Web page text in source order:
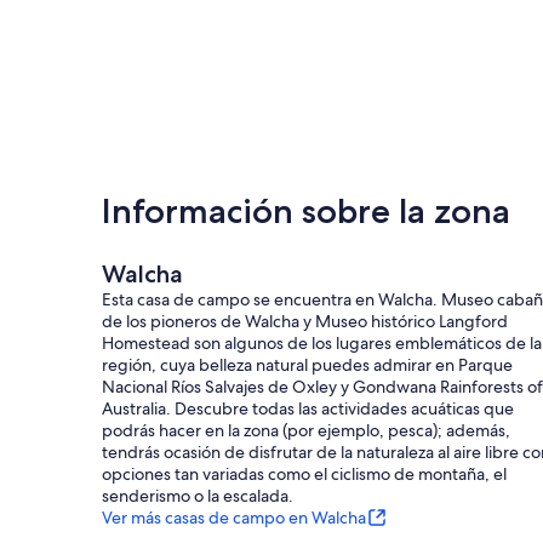
Le encantará la paz y la serenidad de esta área, con solo
supermercados, frutería, carnicería, farmacia, etc. Todo
hechos a mano, etc. Si te gustan los artículos antiguos,
Valley Views es un lugar relajante para relajarse junto a
invierno máximo 12 grados, mínimo -2 grados, ¡así que
Política de cancelación
Las cancelaciones hechas con más de 30 días de
Las cancelaciones hechas con menos de 30 días más de 7
Las cancelaciones hechas con menos de 7 días incurren en
Lugares de interés
Walcha tiene muchas esculturas (galería al aire libre) y
de arte, que presenta muchas de las obras de nuestros
Apsley y Tia Falls son "visita obligada", gargantas, pesca
Información sobre la zona
Walcha
Esta casa de campo se encuentra en Walcha. Museo
de los pioneros de Walcha y Museo histórico Langford
Homestead son algunos de los lugares emblemáticos de la
región, cuya belleza natural puedes admirar en Parque
Nacional Ríos Salvajes de Oxley y Gondwana Rainforests of
Australia. Descubre todas las actividades acuáticas que
podrás hacer en la zona (por ejemplo, pesca); además,
tendrás ocasión de disfrutar de la naturaleza al aire libre
opciones tan variadas como el ciclismo de montaña, el
senderismo o la escalada.
Ver más casas de campo en Walcha